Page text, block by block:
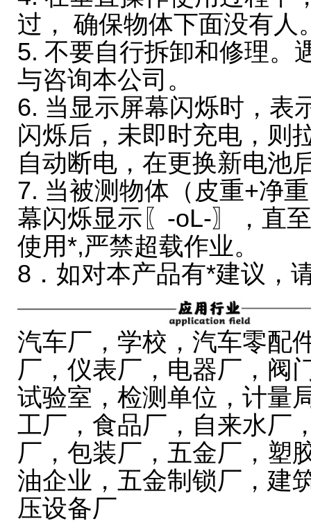
过， 确保物体下面没有人
5. 不要自行拆卸和修理。
与咨询本公司。
6. 当显示屏幕闪烁时，表
闪烁后，未即时充电，则
自动断电，在更换新电池
7. 当被测物体（皮重+净
幕闪烁显示〖-oL-〗，直
使用*,严禁超载作业。
8．如对本产品有*建议，
汽车厂，学校，汽车零配
厂，仪表厂，电器厂，阀
试验室，检测单位，计量
工厂，食品厂，自来水厂
厂，包装厂，五金厂，塑
油企业，五金制锁厂，建
压设备厂